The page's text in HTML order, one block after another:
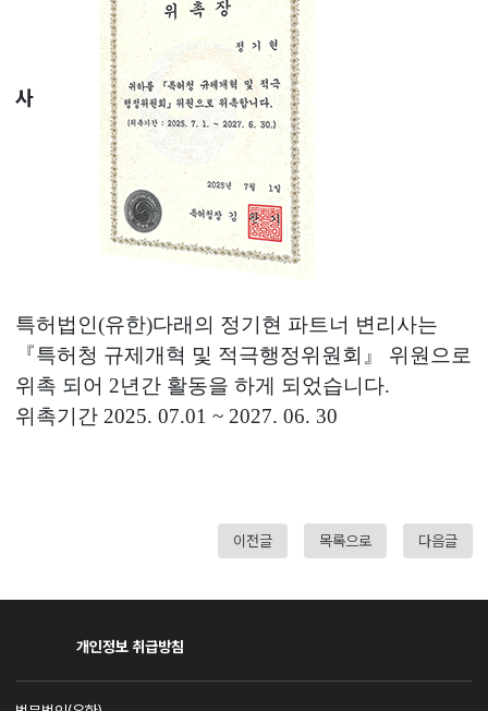
사
특허법인(유한)다래의 정기현 파트너 변리사는
『특허청 규제개혁 및 적극행정위원회 』 위원으로
위촉 되어 2년간 활동을 하게 되었습니다.
위촉기간 2025. 07.01 ~ 2027. 06. 30
이전글 목록으로 다음글
개인정보 취급방침